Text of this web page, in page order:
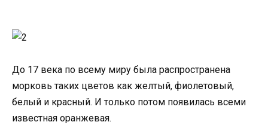
До 17 века по всему миру была распространена
морковь таких цветов как желтый, фиолетовый,
белый и красный. И только потом появилась всеми
известная оранжевая.